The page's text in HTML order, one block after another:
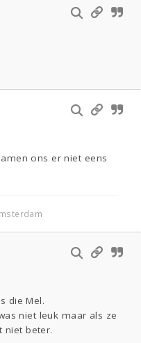
ons er niet eens
die Mel.
niet leuk maar als ze
niet beter.